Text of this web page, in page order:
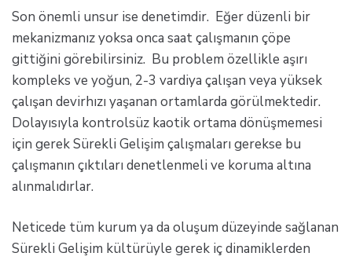
Son önemli unsur ise denetimdir. Eğer düzenli bir
mekanizmanız yoksa onca saat çalışmanın çöpe
gittiğini görebilirsiniz. Bu problem özellikle aşırı
kompleks ve yoğun, 2-3 vardiya çalışan veya yüksek
çalışan devirhızı yaşanan ortamlarda görülmektedir.
Dolayısıyla kontrolsüz kaotik ortama dönüşmemesi
için gerek Sürekli Gelişim çalışmaları gerekse bu
çalışmanın çıktıları denetlenmeli ve koruma altına
alınmalıdırlar.
Neticede tüm kurum ya da oluşum düzeyinde sağlanan
Sürekli Gelişim kültürüyle gerek iç dinamiklerden